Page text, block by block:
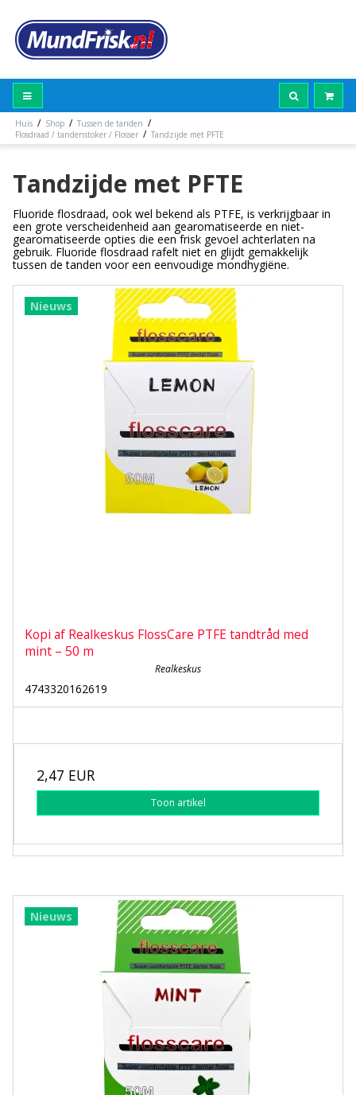
Huis / Shop / Tussen de tanden /
Flosdraad / tandenstoker / Flosser / Tandzijde met PFTE
Tandzijde met PFTE
Fluoride flosdraad, ook wel bekend als PTFE, is verkrijgbaar in
een grote verscheidenheid aan gearomatiseerde en niet-
gearomatiseerde opties die een frisk gevoel achterlaten na
gebruik. Fluoride flosdraad rafelt niet en glijdt gemakkelijk
tussen de tanden voor een eenvoudige mondhygiëne.
Nieuws
Kopi af Realkeskus FlossCare PTFE tandtråd med
mint – 50 m
Realkeskus
4743320162619
2,47 EUR
Toon artikel
Nieuws